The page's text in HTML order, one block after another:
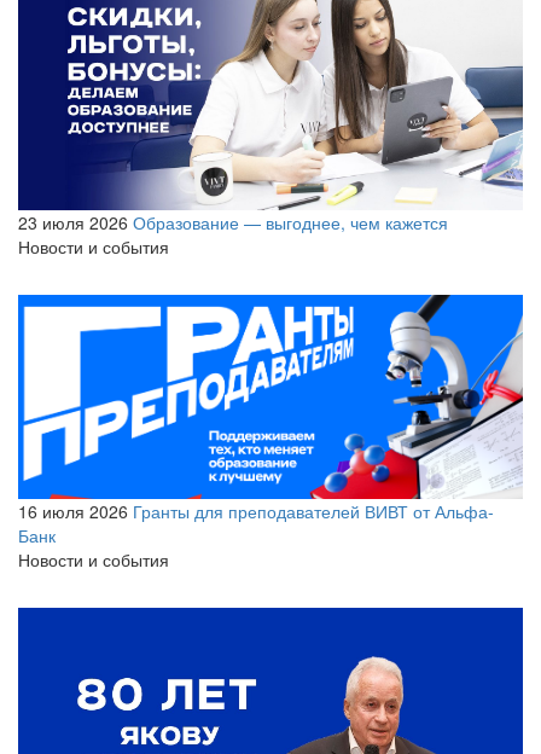
23 июля 2026 Образование — выгоднее, чем кажется
Новости и события
16 июля 2026 Гранты для преподавателей ВИВТ от Альфа-
Банк
Новости и события